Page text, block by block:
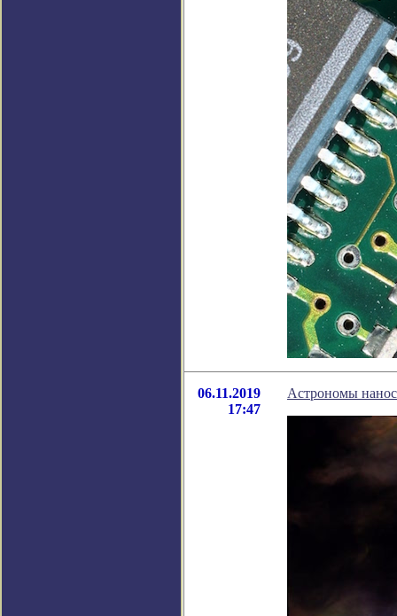
06.11.2019
17:47
Астрономы